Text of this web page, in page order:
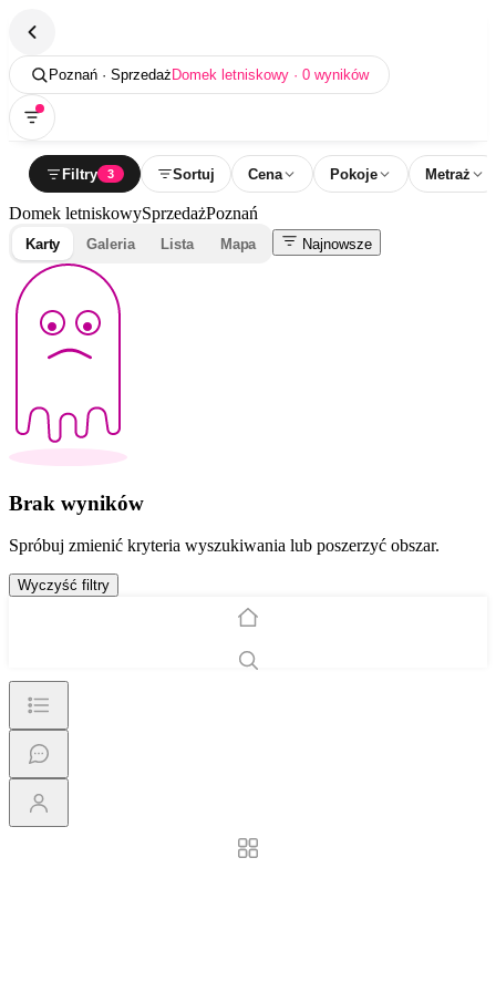
Poznań · Sprzedaż Domek letniskowy · 0 wyników
Filtry 3 Sortuj Cena Pokoje Metraż
Domek letniskowySprzedażPoznań
Karty Galeria Lista Mapa Najnowsze
Brak wyników
Spróbuj zmienić kryteria wyszukiwania lub poszerzyć obszar.
Wyczyść filtry